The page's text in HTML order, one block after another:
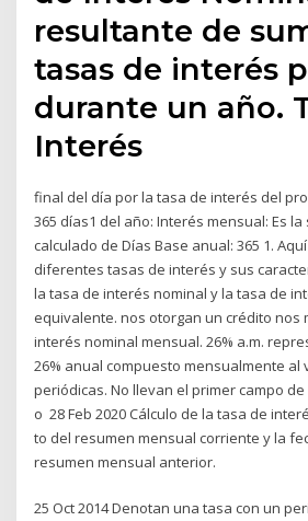
resultante de
tasas de interés
durante un año.
Interés
final del día por la tasa de interés del
365 días1 del año: Interés mensual: Es
calculado de Días Base anual: 365 1.
diferentes tasas de interés y sus
la tasa de interés nominal y la tasa de
equivalente. nos otorgan un crédito nos
interés nominal mensual. 26% a.m.
26% anual compuesto mensualmente al
periódicas. No llevan el primer campo
o 28 Feb 2020 Cálculo de la tasa de
to del resumen mensual corriente y la
resumen mensual anterior.
25 Oct 2014 Denotan una tasa con un